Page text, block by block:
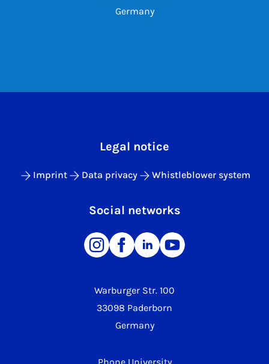
Germany
Warburger Str. 100
33098 Paderborn
Germany
Legal notice
Imprint Data privacy Whistleblower system
Social networks